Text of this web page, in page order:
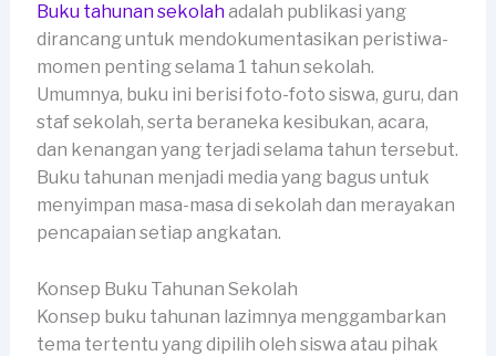
Buku tahunan sekolahadalah publikasi yang
dirancang untuk mendokumentasikan peristiwa-
momen penting selama 1 tahun sekolah.
Umumnya, buku ini berisi foto-foto siswa, guru, dan
staf sekolah, serta beraneka kesibukan, acara,
dan kenangan yang terjadi selama tahun tersebut.
Buku tahunan menjadi media yang bagus untuk
menyimpan masa-masa di sekolah dan merayakan
pencapaian setiap angkatan.
Konsep Buku Tahunan Sekolah
Konsep buku tahunan lazimnya menggambarkan
tema tertentu yang dipilih oleh siswa atau pihak